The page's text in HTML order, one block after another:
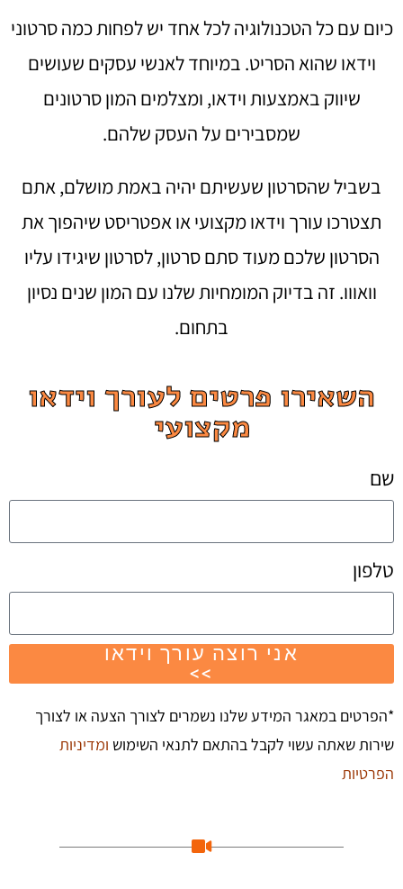
כיום עם כל הטכנולוגיה לכל אחד יש לפחות כמה סרטוני
וידאו שהוא הסריט. במיוחד לאנשי עסקים שעושים
שיווק באמצעות וידאו, ומצלמים המון סרטונים
שמסבירים על העסק שלהם.
בשביל שהסרטון שעשיתם יהיה באמת מושלם, אתם
תצטרכו עורך וידאו מקצועי אואפטריסט שיהפוך את
הסרטון שלכם מעוד סתם סרטון, לסרטון שיגידו עליו
וואווו. זה בדיוק המומחיות שלנו עם המון שנים נסיון
בתחום.
השאירו פרטים לעורך וידאו
מקצועי
שם
טלפון
אני רוצה עורך וידאו
>>
*הפרטים במאגר המידע שלנו נשמרים לצורך הצעה או לצורך
שירות שאתה עשוי לקבל בהתאם לתנאי השימוש ומדיניות
הפרטיות